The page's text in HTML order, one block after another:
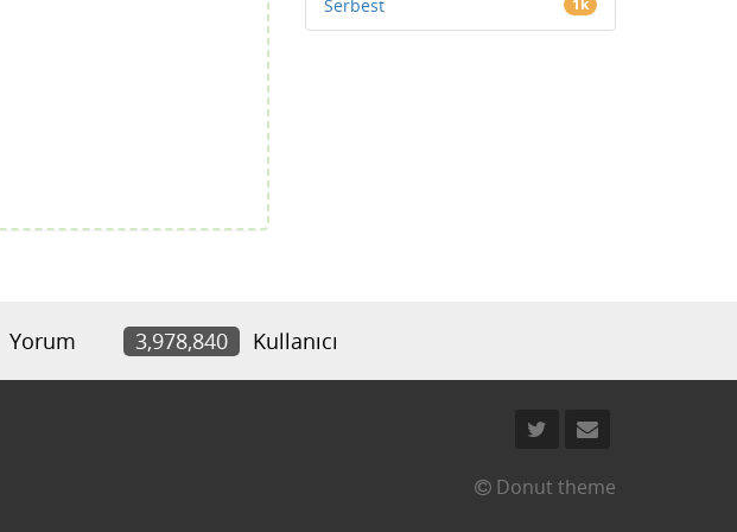
Serbest 1k
Yorum 3,978,840 Kullanıcı
Donut theme